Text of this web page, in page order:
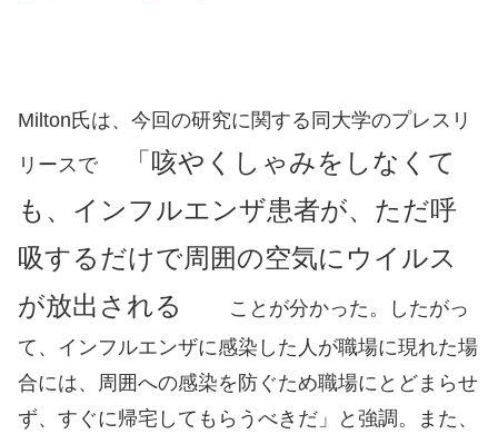
Milton氏は、今回の研究に関する同大学のプレスリ
リースで「咳やくしゃみをしなくて
も、インフルエンザ患者が、ただ呼
吸するだけで周囲の空気にウイルス
が放出される
ことが分かった。したがっ
て、インフルエンザに感染した人が職場に現れた場
合には、周囲への感染を防ぐため職場にとどまらせ
ず、すぐに帰宅してもらうべきだ」と強調。また、